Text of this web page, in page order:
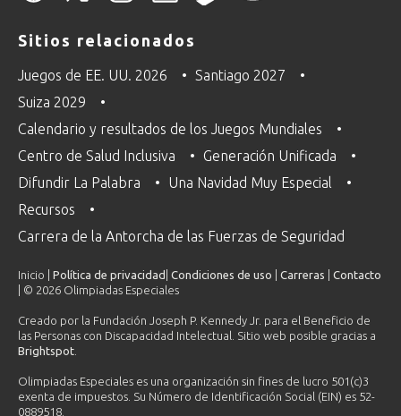
Sitios relacionados
Juegos de EE. UU. 2026
Santiago 2027
Suiza 2029
Calendario y resultados de los Juegos Mundiales
Centro de Salud Inclusiva
Generación Unificada
Difundir La Palabra
Una Navidad Muy Especial
Recursos
Carrera de la Antorcha de las Fuerzas de Seguridad
Inicio | Política de privacidad Condiciones de uso Carreras
Contacto
| © 2026 Olimpiadas Especiales
Creado por la Fundación Joseph P. Kennedy Jr. para el Beneficio de
las Personas con Discapacidad Intelectual. Sitio web posible gracias a
Brightspot
Olimpiadas Especiales es una organización sin fines de lucro 501(c)3
exenta de impuestos. Su Número de Identificación Social (EIN) es 52-
0889518.